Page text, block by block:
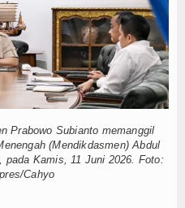
Bangun SDM Berakhlak
Kemarau, Menjaga Pasokan
Konseling Pelayanan
Agar Sejahterakan Rakyat
Bukan Perbedaan Tapi
Krisis Air di Kampung
Sanksi Tutup Permanen jika
Politik, Membawa Mimpi Besar
Perbaiki Data untuk Layanan
Perahu
Prabowo Subianto memanggil
(Mendikdasmen) Abdul
pada Kamis, 11 Juni 2026. Foto:
Cahyo